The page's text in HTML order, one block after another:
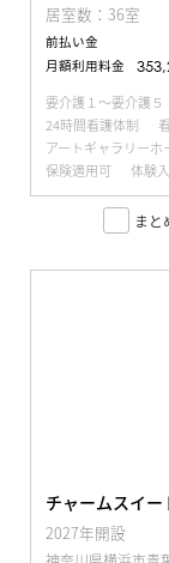
居室数：36室
前払い金
月額利用料金
要介護１～要介護５
24時間看護体制
アートギャラリーホ
保険適用可
体験
まと
チャームスイー
2027年開設